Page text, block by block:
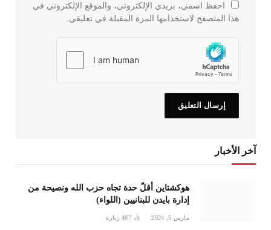
احفظ اسمي، بريدي الإلكتروني، والموقع الإلكتروني في
هذا المتصفح لاستخدامها المرة المقبلة في تعليقي.
آخر الأخبار
هوكشتاين أقلّ حدة تجاه حزب الله ونصيحة من
إدارة بايدن للبنانيين (اللواء)
مارس 5, 2024 487 زيارة